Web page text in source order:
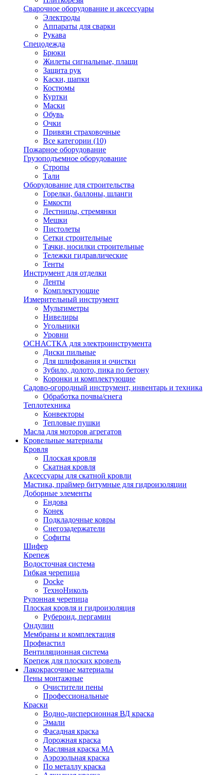
Сварочное оборудование и аксессуары
Электроды
Аппараты для сварки
Рукава
Спецодежда
Брюки
Жилеты сигнальные, плащи
Защита рук
Каски, шапки
Костюмы
Куртки
Маски
Обувь
Очки
Привязи страховочные
Все категории (10)
Пожарное оборудование
Грузоподъемное оборудование
Стропы
Тали
Оборудование для строительства
Горелки, баллоны, шланги
Емкости
Лестницы, стремянки
Мешки
Пистолеты
Сетки строительные
Тачки, носилки строительные
Тележки гидравлические
Тенты
Инструмент для отделки
Ленты
Комплектующие
Измерительный инструмент
Мультиметры
Нивелиры
Угольники
Уровни
ОСНАСТКА для электроинструмента
Диски пильные
Для шлифования и очистки
Зубило, долото, пика по бетону
Коронки и комплектующие
Садово-огородный инструмент, инвентарь и техника
Обработка почвы/снега
Теплотехника
Конвекторы
Тепловые пушки
Масла для моторов агрегатов
Кровельные материалы
Кровля
Плоская кровля
Скатная кровля
Аксессуары для скатной кровли
Мастика, праймер битумные для гидроизоляции
Доборные элементы
Ендова
Конек
Подкладочные ковры
Снегозадержатели
Софиты
Шифер
Крепеж
Водосточная система
Гибкая черепица
Docke
ТехноНиколь
Рулонная черепица
Плоская кровля и гидроизоляция
Рубероид, пергамин
Ондулин
Мембраны и комплектация
Профнастил
Вентиляционная система
Крепеж для плоских кровель
Лакокрасочные материалы
Пены монтажные
Очистители пены
Профессиональные
Краски
Водно-дисперсионная ВД краска
Эмали
Фасадная краска
Дорожная краска
Масляная краска МА
Аэрозольная краска
По металлу краска